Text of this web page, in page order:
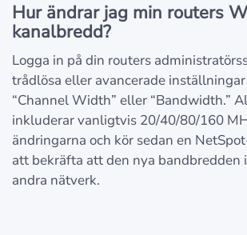
Hur ändrar jag min routers
kanalbredd?
Logga in på din routers
trådlösa eller avancerade
“Channel Width” eller “Bandwidth.”
inkluderar vanligtvis 20/40/80/160
ändringarna och kör sedan en
att bekräfta att den nya bandbredden
andra nätverk.